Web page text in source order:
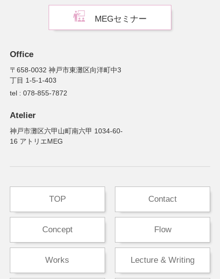
MEGセミナー
Office
〒658-0032 神戸市東灘区向洋町中3
丁目 1-5-1-403
tel : 078-855-7872
Atelier
神戸市灘区六甲山町南六甲 1034-60-
16 アトリエMEG
TOP
Concept
Works
Contact
Flow
Lecture & Writing